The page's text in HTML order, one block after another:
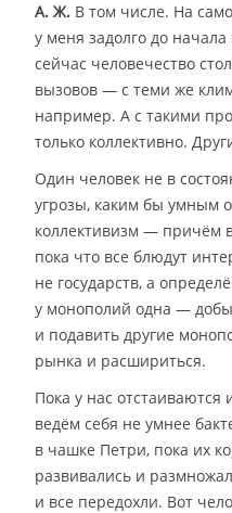
А. Ж. В том числе. На
у меня задолго до
сейчас человечество
вызовов — с теми же
например. А с такими
только коллективно.
Один человек не в
угрозы, каким бы умным
коллективизм — причём
пока что все блюдут
не государств, а
у монополий одна —
и подавить другие
рынка и расшириться.
Пока у нас
ведём себя не умнее
в чашке Петри, пока их
развивались и
и все передохли. Вот